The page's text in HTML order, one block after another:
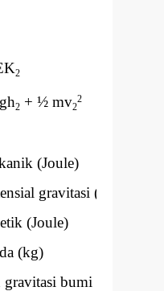
2
2 + ½ mv2
2
(Joule)
gravitasi (Joule)
(Joule)
(kg)
gravitasi bumi (m/s